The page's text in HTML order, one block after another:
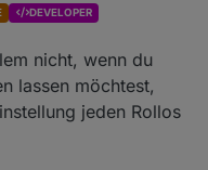
@Axel-Koeneke
es anders (sie Post vom
hast eingestellt. Es
DEVELOPER
nicht, wenn du
lassen möchtest,
jeden Rollos